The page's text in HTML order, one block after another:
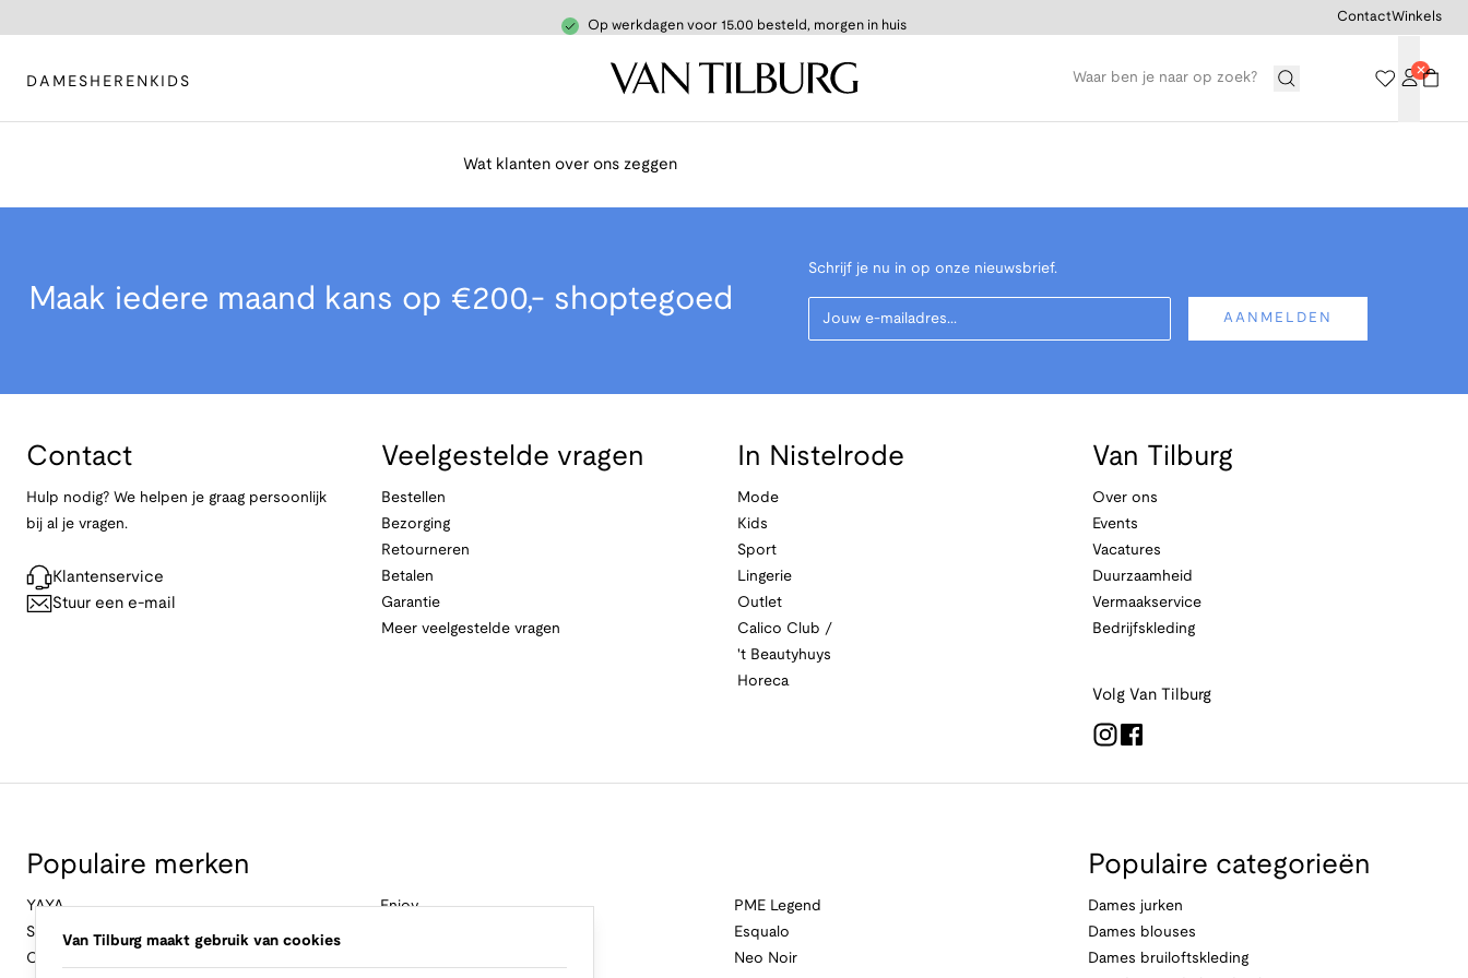
Op werkdagen voor 15.00 besteld, morgen in huis
DAMES HEREN KIDS
ContactWinkels
Wat klanten over ons zeggen
Maak iedere maand kans op €200,- shoptegoed
Schrijf je nu in op onze nieuwsbrief.
Your Email
AANMELDEN
Contact
Hulp nodig? We helpen je graag persoonlijk
bij al je vragen.
Klantenservice
Stuur een e-mail
Veelgestelde vragen
Bestellen
Bezorging
Retourneren
Betalen
Garantie
Meer veelgestelde vragen
In Nistelrode
Mode
Kids
Sport
Lingerie
Outlet
Calico Club /
't Beautyhuys
Horeca
Van Tilburg
Over ons
Events
Vacatures
Duurzaamheid
Vermaakservice
Bedrijfskleding
Volg Van Tilburg
Populaire merken
YAYA
Studio Anneloes
Cambio
Enjoy
PME Legend
Esqualo
Neo Noir
Populaire categorieën
Dames jurken
Dames blouses
Dames bruiloftskleding
Van Tilburg maakt gebruik van cookies